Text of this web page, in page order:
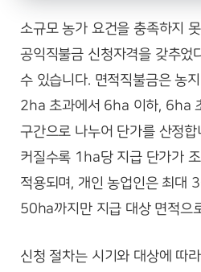
소규모 농가 요건을 충족하지
공익직불금 신청자격을 갖추었
수 있습니다. 면적직불금은 농
2ha 초과에서 6ha 이하, 6ha
구간으로 나누어 단가를 산정합
커질수록 1ha당 지급 단가가
적용되며, 개인 농업인은 최대
50ha까지만 지급 대상 면적으
신청 절차는 시기와 대상에 따